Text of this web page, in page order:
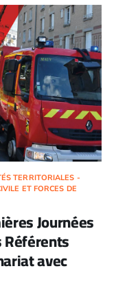
TERRITORIALES -
ET FORCES DE
Journées
avec